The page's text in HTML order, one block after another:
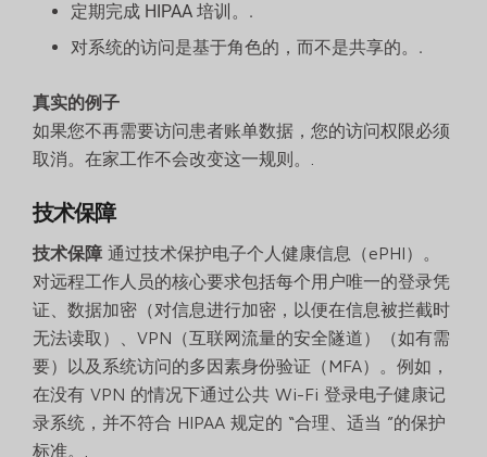
定期完成 HIPAA 培训。.
对系统的访问是基于角色的，而不是共享的。.
真实的例子
如果您不再需要访问患者账单数据，您的访问权限必须
取消。在家工作不会改变这一规则。.
技术保障
技术保障 通过技术保护电子个人健康信息（ePHI）。
对远程工作人员的核心要求包括每个用户唯一的登录凭
证、数据加密（对信息进行加密，以便在信息被拦截时
无法读取）、VPN（互联网流量的安全隧道）（如有需
要）以及系统访问的多因素身份验证（MFA）。例如，
在没有 VPN 的情况下通过公共 Wi-Fi 登录电子健康记
录系统，并不符合 HIPAA 规定的 “合理、适当 ”的保护
标准。.